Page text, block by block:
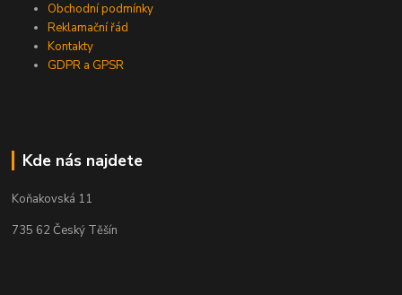
Obchodní podmínky
Reklamační řád
Kontakty
GDPR a GPSR
Kde nás najdete
Koňakovská 11
735 62 Český Těšín